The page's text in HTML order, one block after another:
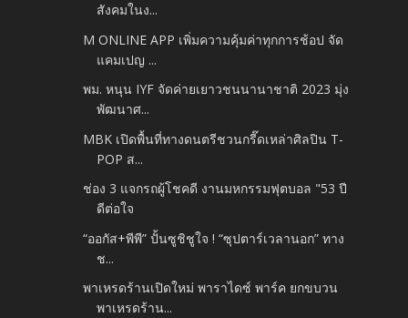
สังคมในง...
M ONLINE APP เพิ่มความคุ้มค่าทุกการช้อป จัด
แคมเปญ ...
พม. หนุน IYF จัดค่ายเยาวชนนานาชาติ 2023 มุ่ง
พัฒนาศ...
MBK เปิดพื้นที่ทางดนตรีชวนกรี๊ดเหล่าศิลปิน T-
POP ส...
ช่อง 3 แจกรถผู้โชคดี งานมหกรรมฟุตบอล "53 ปี
ดีต่อใจ
“ออกัส+พีพี” ปั้นซูชิชูใจ ! “ซุปตาร์เวลานอก” ทาง
ช...
พาเหรดร้านเปิดใหม่ พาราไดซ์ พาร์ค ยกขบวน
พาเหรดร้าน...